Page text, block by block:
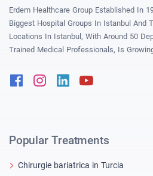
Erdem Healthcare Group Established In
Biggest Hospital Groups In Istanbul And
Locations In Istanbul, With Around 50
Trained Medical Professionals, Is
FacebookInstagram
Linkedin
Popular Treatments
Chirurgie bariatrica in Turcia